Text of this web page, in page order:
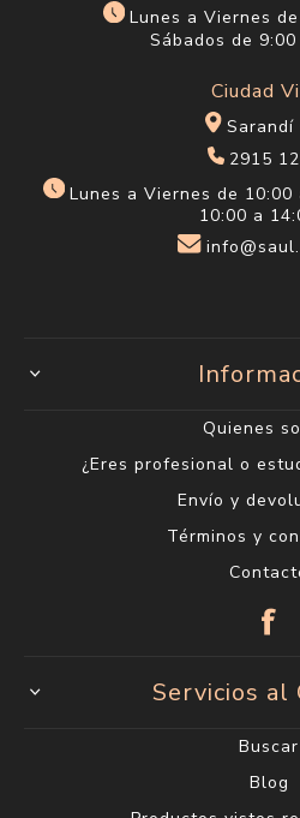
Lunes a Viernes
Sábados de
Ciudad
Sarandí
2915
Lunes a Viernes de 10:00
10:00 a
Quienes
¿Eres profesional o
Envío y
Términos y
Servicios al
Buscar
Blog